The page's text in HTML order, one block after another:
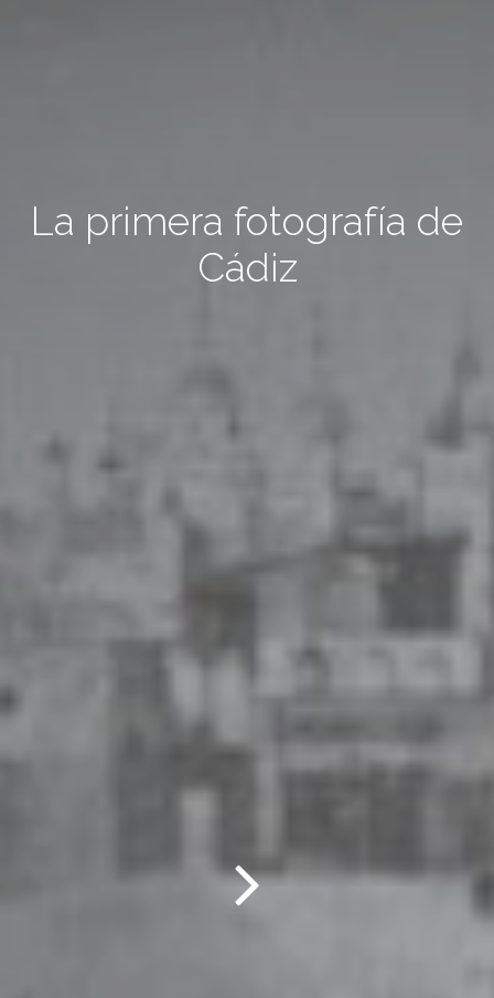
La primera fotografía de
Cádiz